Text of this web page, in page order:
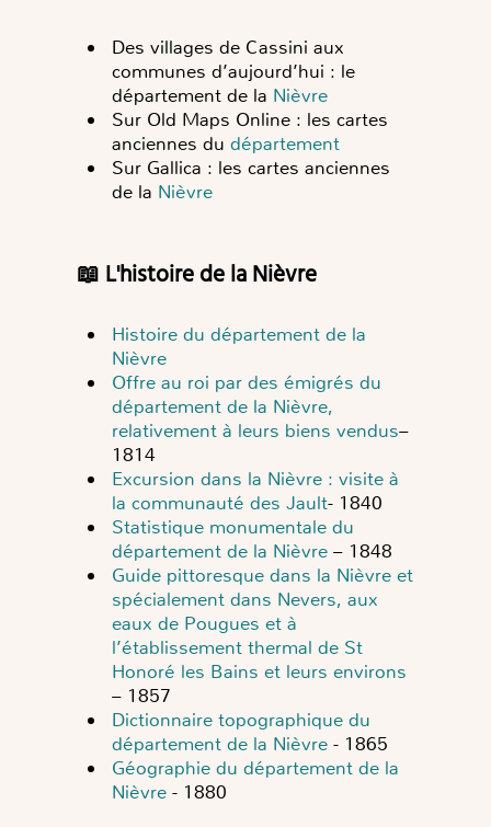
Des villages de Cassini aux
communes d’aujourd’hui : le
département de la Nièvre
Sur Old Maps Online : les cartes
anciennes dudépartement
Sur Gallica : les cartes anciennes
de la Nièvre
📖 L'histoire de la Nièvre
Histoire du département de la
Nièvre
Offre au roi par des émigrés du
département de la Nièvre,
relativement à leurs biens vendus–
1814
Excursion dans la Nièvre : visite à
la communauté des Jault- 1840
Statistique monumentale du
département de la Nièvre – 1848
Guide pittoresque dans la Nièvre et
spécialement dans Nevers, aux
eaux de Pougues et à
l’établissement thermal de St
Honoré les Bains et leurs environs
– 1857
Dictionnaire topographique du
département de la Nièvre - 1865
Géographie du département de la
Nièvre - 1880